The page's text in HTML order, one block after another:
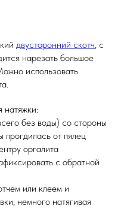
двусторонний скотч, с
нарезать большое
использовать
натяжки:
без воды) со стороны
прогдилась от пялец
оргалита
с обратной
или клеем и
немного натягивая